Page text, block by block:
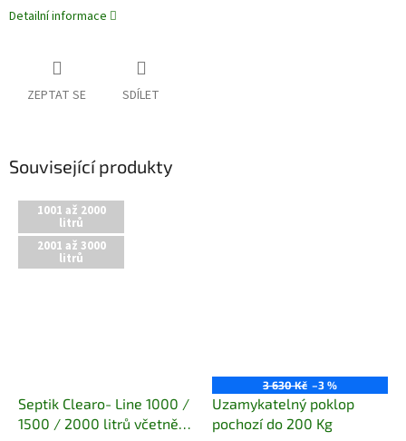
Detailní informace
ZEPTAT SE SDÍLET
Související produkty
1001 až 2000
litrů
2001 až 3000
litrů
Septik Clearo- Line 1000 /
1500 / 2000 litrů včetně
3 630 Kč –3 %
Uzamykatelný poklop
pochozí do 200 Kg